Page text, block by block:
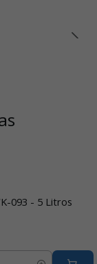
093 - 5 Litros